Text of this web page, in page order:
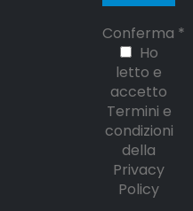
Conferma *
Ho
letto e
accetto
Termini e
condizioni
della
Privacy
Policy